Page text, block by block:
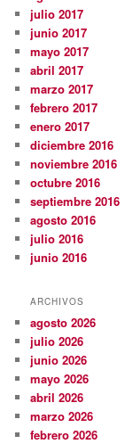
julio 2017
junio 2017
mayo 2017
abril 2017
marzo 2017
febrero 2017
enero 2017
diciembre 2016
noviembre 2016
octubre 2016
septiembre 2016
agosto 2016
julio 2016
junio 2016
ARCHIVOS
agosto 2026
julio 2026
junio 2026
mayo 2026
abril 2026
marzo 2026
febrero 2026